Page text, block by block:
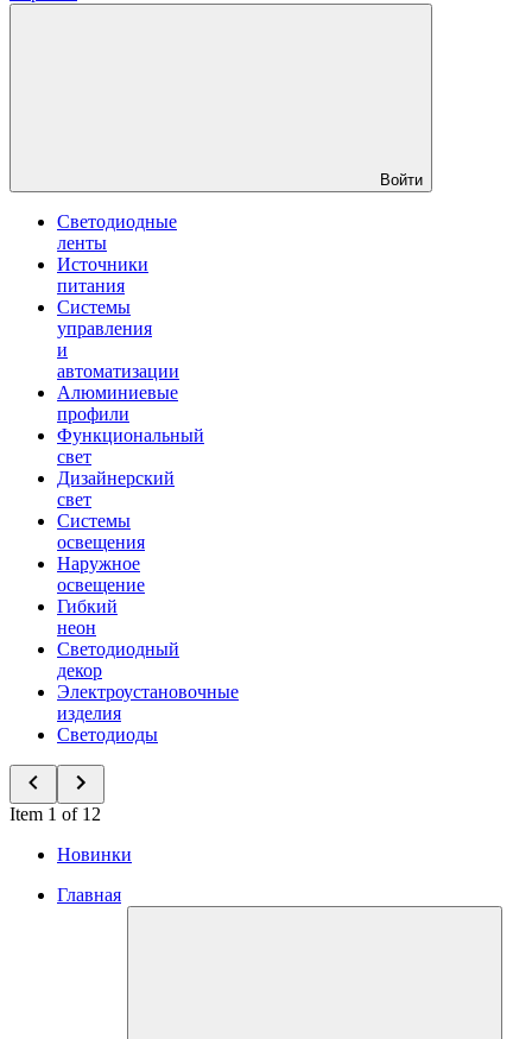
Войти
Светодиодные
ленты
Источники
питания
Системы
управления
и
автоматизации
Алюминиевые
профили
Функциональный
свет
Дизайнерский
свет
Системы
освещения
Наружное
освещение
Гибкий
неон
Светодиодный
декор
Электроустановочные
изделия
Светодиоды
Item 1 of 12
Новинки
Главная